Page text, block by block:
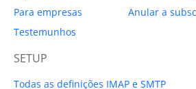
Para empresas
Testemunhos
Anular a
SETUP
Todas as definições IMAP e SMTP